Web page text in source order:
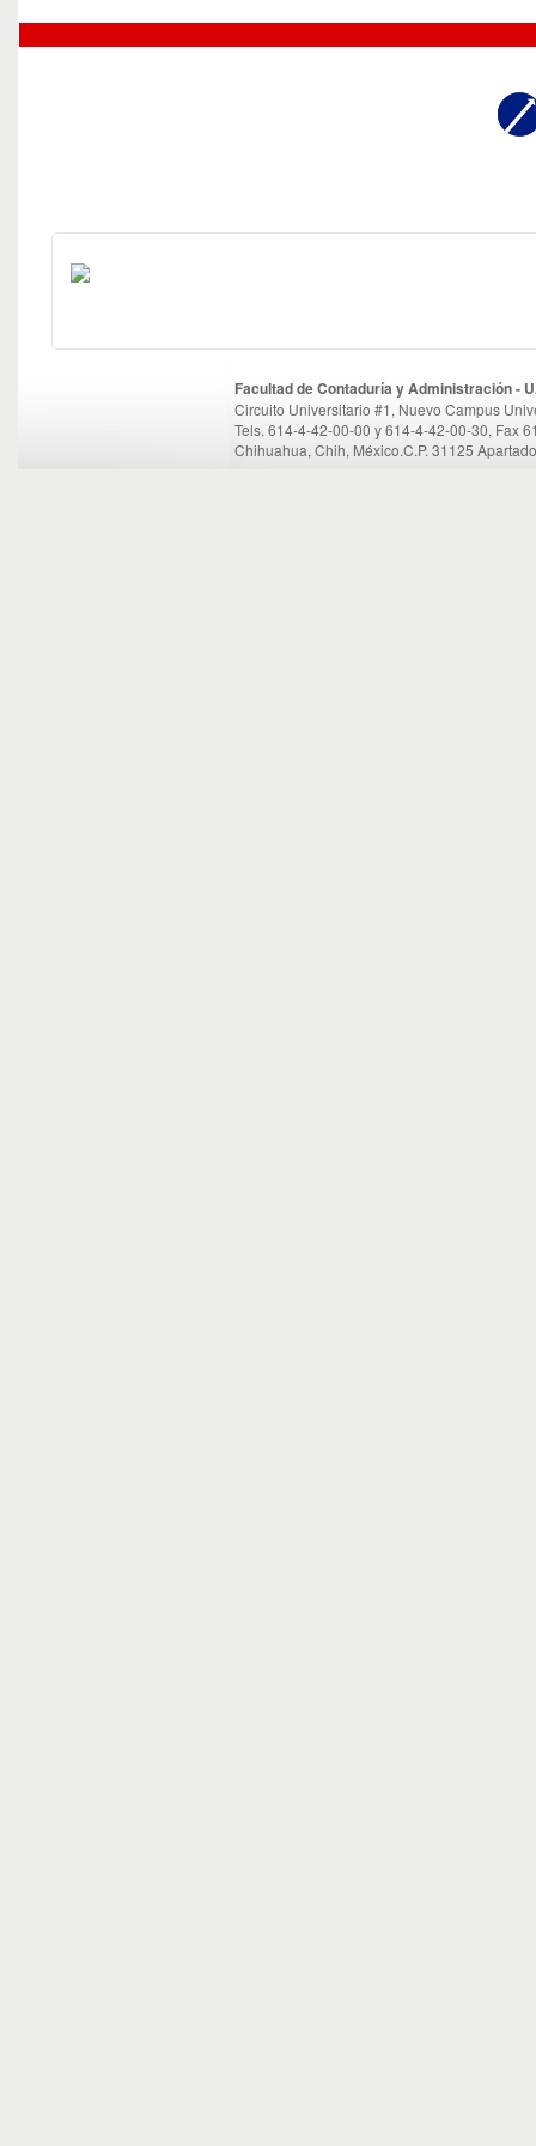
Facultad de Contaduría y Administración -
Circuito Universitario #1, Nuevo Campus
Tels. 614-4-42-00-00 y 614-4-42-00-30, Fax
Chihuahua, Chih, México.C.P. 31125